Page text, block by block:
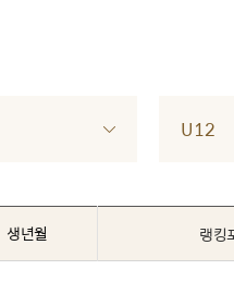
U12
생년월 랭킹